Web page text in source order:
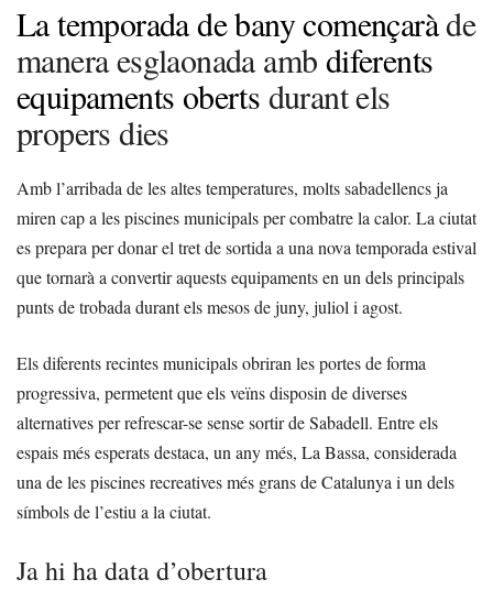
La temporada de bany començaràde
manera esglaonada amb diferents
equipaments oberts durant els
propers dies
Amb l’arribada de les altes temperatures, molts sabadellencs ja
miren cap a les piscines municipals per combatre la calor. La ciutat
es prepara per donar el tret de sortida a una nova temporada estival
que tornarà a convertir aquests equipaments en un dels principals
punts de trobada durant els mesos de juny, juliol i agost.
Els diferents recintes municipals obriran les portes de forma
progressiva, permetent que els veïns disposin de diverses
alternatives per refrescar-se sense sortir de Sabadell. Entre els
espais més esperats destaca, un any més, La Bassa, considerada
una de les piscines recreatives més grans de Catalunya i un dels
símbols de l’estiu a la ciutat.
Ja hi ha data d’obertura